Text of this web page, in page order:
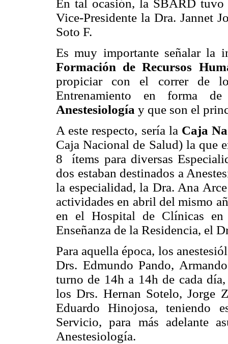
En tal ocasión, la SBARD tuvo
Vice-Presidente la Dra. Jannet
Soto F.
Es muy importante señalar la
Formación de Recursos
propiciar con el correr de
Entrenamiento en forma
Anestesiología y que son el
A este respecto, sería la Caja
Caja Nacional de Salud) la que
8 ítems para diversas
dos estaban destinados a
la especialidad, la Dra. Ana
actividades en abril del mismo
en el Hospital de Clínicas
Enseñanza de la Residencia, el
Para aquella época, los
Drs. Edmundo Pando,
turno de 14h a 14h de cada
los Drs. Hernan Sotelo, Jorge
Eduardo Hinojosa, teniendo
Servicio, para más adelante
Anestesiología.